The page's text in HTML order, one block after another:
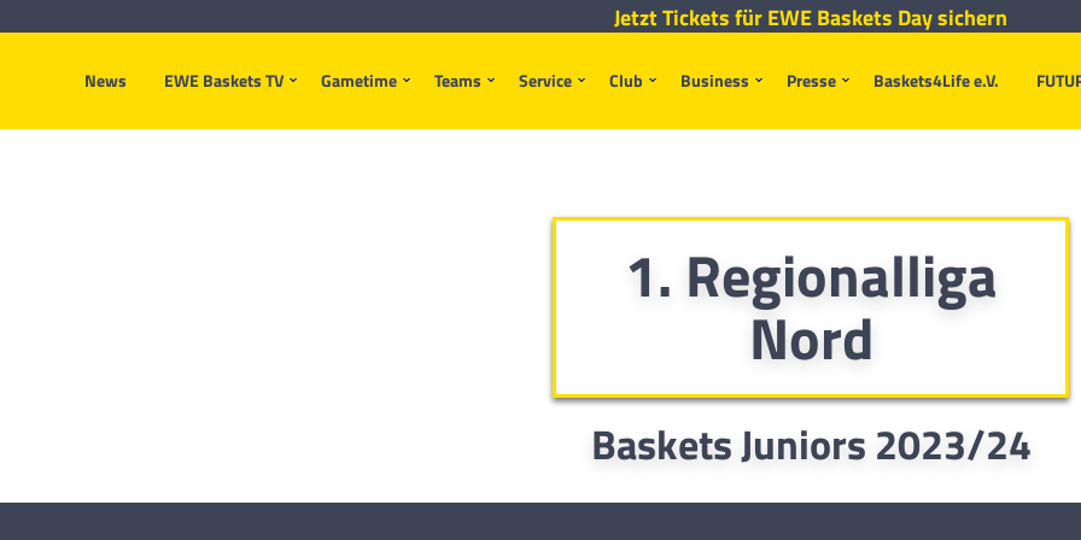
News EWE Baskets TV Gametime Teams Service Club Business Presse Baskets4Life e.V.
Jetzt Tickets für EWE Baskets Day sichern
1. Regionalliga
Nord
Baskets Juniors 2023/24